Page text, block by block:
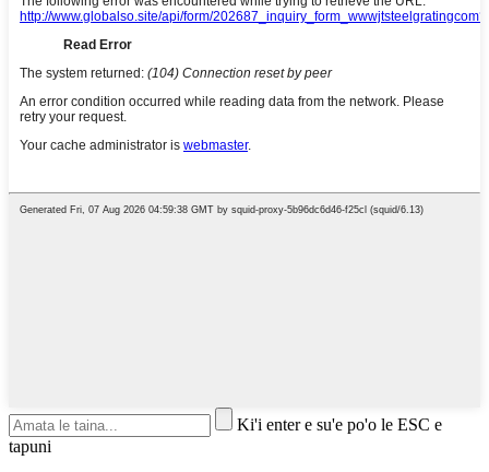
Ki'i enter e su'e po'o le ESC e
tapuni